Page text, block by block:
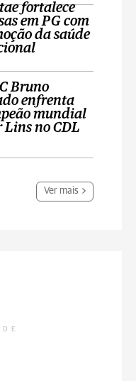
fortalece
em PG com
da saúde
Bruno
enfrenta
mundial
no CDL
Ver mais